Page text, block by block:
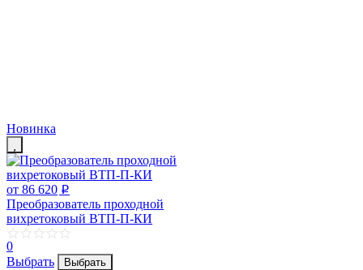
Новинка
от 86 620 p
Преобразователь проходной
вихретоковый ВТП-П-КИ
0
Выбрать
Выбрать